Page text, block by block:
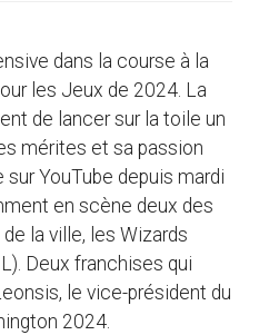
dans la course à la
les Jeux de 2024. La
de lancer sur la toile un
mérites et sa passion
YouTube depuis mardi
en scène deux des
la ville, les Wizards
Deux franchises qui
le vice-président du
2024.